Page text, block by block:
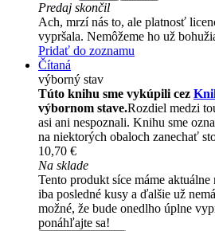
Predaj skončil
Ach, mrzí nás to, ale platnosť
vypršala. Nemôžeme ho už
Pridať do zoznamu
Čítaná
výborný stav
Túto knihu sme vykúpili cez
výbornom stave.Rozdiel medzi
asi ani nespoznali. Knihu sme
na niektorých obaloch zanechať
10,70 €
Na sklade
Tento produkt síce máme aktuálne
iba posledné kusy a ďalšie už
možné, že bude onedlho úplne
ponáhľajte sa!